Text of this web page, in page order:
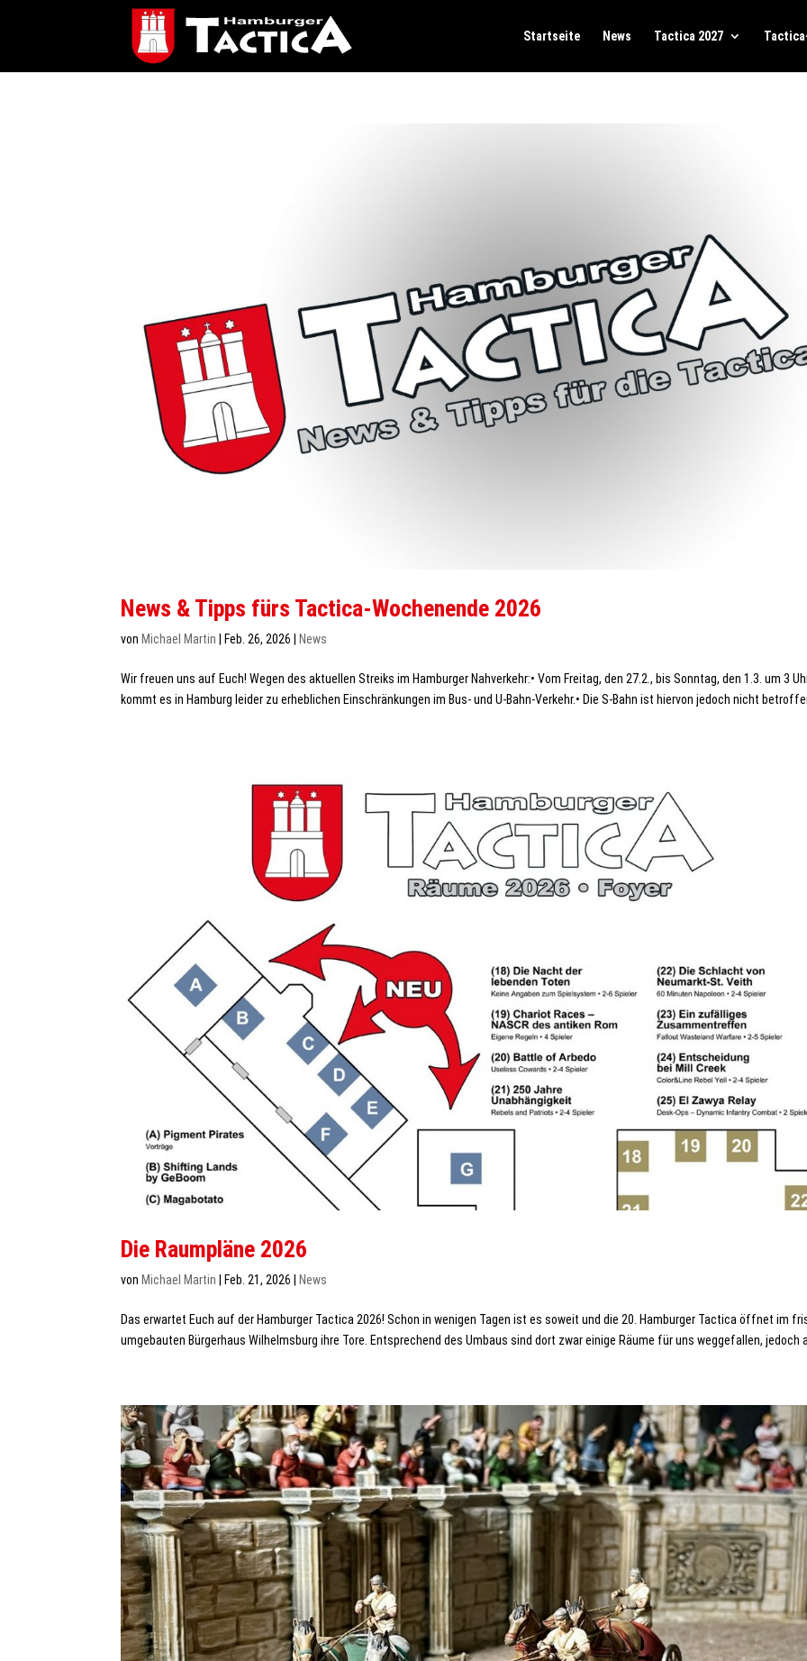
Startseite News Tactica 2027
News & Tipps fürs Tactica-Wochenende 2026
von Michael Martin Feb. 26, 2026 News
Wir freuen uns auf Euch! Wegen des aktuellen Streiks im Hamburger Nahverkehr:• Vom Freitag, den 27.2., bis Sonntag, den 1.3. um 3
kommt es in Hamburg leider zu erheblichen Einschränkungen im Bus- und U-Bahn-Verkehr.• Die S-Bahn ist hiervon jedoch nicht
Die Raumpläne 2026
vonMichael Martin |Feb. 21, 2026 |News
Das erwartet Euch auf der Hamburger Tactica 2026! Schon in wenigen Tagen ist es soweit und die 20. Hamburger Tactica öffnet im
umgebauten Bürgerhaus Wilhelmsburg ihre Tore. Entsprechend des Umbaus sind dort zwar einige Räume für uns weggefallen, jedoch